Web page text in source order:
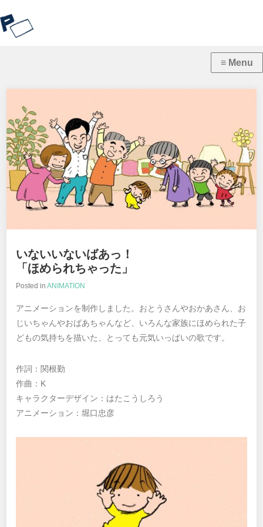
いないいないばあっ！
「ほめられちゃった」
Posted inANIMATION
アニメーションを制作しました。おとうさんやおかあさん、お
じいちゃんやおばあちゃんなど、いろんな家族にほめられた子
どもの気持ちを描いた、とっても元気いっぱいの歌です。
作詞：関根勤
作曲：K
キャラクターデザイン：はたこうしろう
アニメーション：堀口忠彦